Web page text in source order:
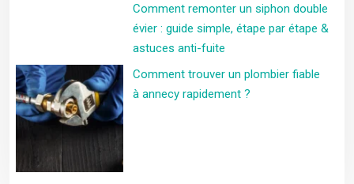
Comment remonter un siphon double
évier : guide simple, étape par étape &
astuces anti-fuite
Comment trouver un plombier fiable
à annecy rapidement ?